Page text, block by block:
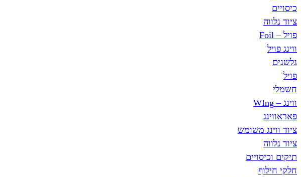
כיסויים
ציוד נלווה
פויל – Foil
ווינג פויל
גלשנים
פויל
חשמלי
ווינג – WIng
פאראווינג
ציוד ווינג משומש
ציוד נלווה
תיקים וכיסויים
חלקי חילוף